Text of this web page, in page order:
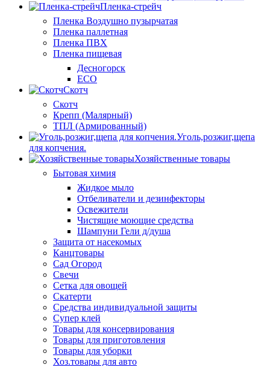
Пленка-стрейч
Пленка Воздушно пузырчатая
Пленка паллетная
Пленка ПВХ
Пленка пищевая
Десногорск
ECO
Скотч
Скотч
Крепп (Малярный)
ТПЛ (Армированный)
Уголь,розжиг,щепа
для копчения.
Хозяйственные товары
Бытовая химия
Жидкое мыло
Отбеливатели и дезинфекторы
Освежители
Чистящие моющие средства
Шампуни Гели д/душа
Защита от насекомых
Канцтовары
Сад Огород
Свечи
Сетка для овощей
Скатерти
Средства индивидуальной защиты
Супер клей
Товары для консервирования
Товары для приготовления
Товары для уборки
Хоз.товары для авто